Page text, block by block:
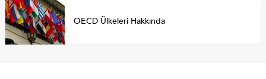
OECD Ülkeleri Hakkında